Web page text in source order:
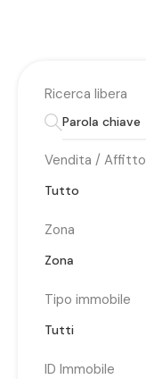
Ricerca libera
Vendita / Affitto
Tutto
Zona
Zona
Tipo immobile
Tutti
ID Immobile